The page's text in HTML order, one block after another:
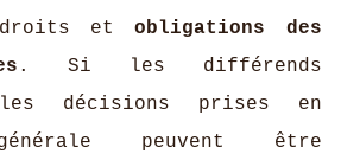
droits etobligations des
. Si les différends
décisions prises en
peuvent être